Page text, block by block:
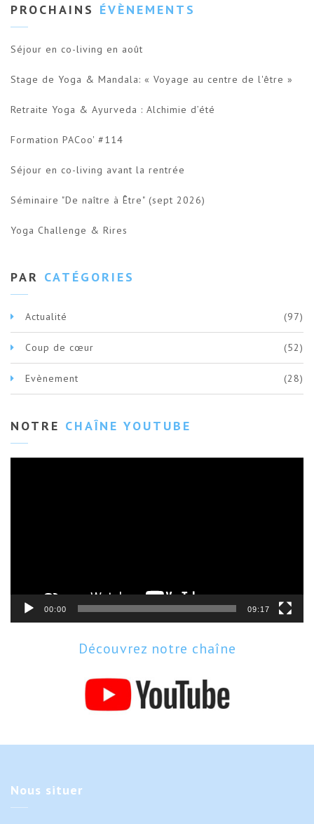
PROCHAINS ÉVÈNEMENTS
Séjour en co-living en août
Stage de Yoga & Mandala: « Voyage au centre de l'être »
Retraite Yoga & Ayurveda : Alchimie d’été
Formation PACoo' #114
Séjour en co-living avant la rentrée
Séminaire "De naître à Être" (sept 2026)
Yoga Challenge & Rires
PAR CATÉGORIES
Actualité (97)
Coup de cœur (52)
Evènement (28)
NOTRE CHAÎNE YOUTUBE
00:00 09:17
Découvrez notre chaîne
Nous situer